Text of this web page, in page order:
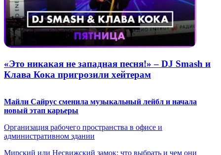
«Это никакая не западная песня!» – DJ Smash и
Клава Кока пригрозили хейтерам
Майли Сайрус сменила музыкальный лейбл и начала
новый этап карьеры
Организация рабочего пространства в офисе и
административном здании
Мирский или Несвижский замок: что выбрать и чем они